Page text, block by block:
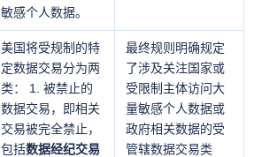
敏感个人数据。
美国将受规制的特
定数据交易分为两
类： 1. 被禁止的
数据交易，即相关
交易被完全禁止，
包括数据经纪交易
最终规则明确规定
了涉及关注国家或
受限制主体访问大
量敏感个人数据或
政府相关数据的受
管辖数据交易类